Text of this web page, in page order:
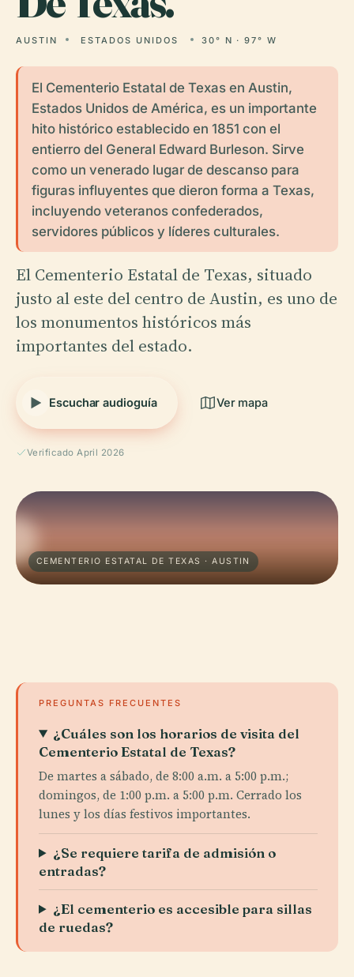
AUSTIN ESTADOS UNIDOS 30° N · 97° W
El Cementerio Estatal de Texas en Austin,
Estados Unidos de América, es un importante
hito histórico establecido en 1851 con el
entierro del General Edward Burleson. Sirve
como un venerado lugar de descanso para
figuras influyentes que dieron forma a Texas,
incluyendo veteranos confederados,
servidores públicos y líderes culturales.
El Cementerio Estatal de Texas, situado
justo al este del centro de Austin, es uno de
los monumentos históricos más
importantes del estado.
Escuchar audioguía Ver mapa
Verificado April 2026
CEMENTERIO ESTATAL DE TEXAS · AUSTIN
PREGUNTAS FRECUENTES
¿Cuáles son los horarios de visita del
Cementerio Estatal de Texas?
De martes a sábado, de 8:00 a.m. a 5:00 p.m.;
domingos, de 1:00 p.m. a 5:00 p.m. Cerrado los
lunes y los días festivos importantes.
¿Se requiere tarifa de admisión o
entradas?
¿El cementerio es accesible para sillas
de ruedas?